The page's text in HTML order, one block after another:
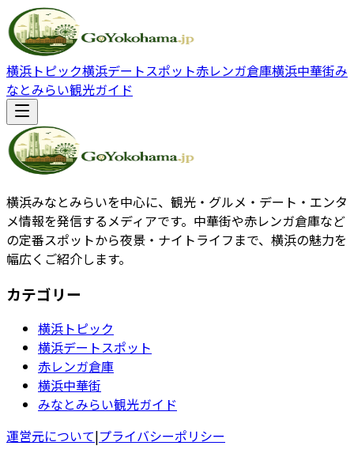
横浜トピック横浜デートスポット赤レンガ倉庫横浜中華街み
なとみらい観光ガイド
横浜みなとみらいを中心に、観光・グルメ・デート・エンタ
メ情報を発信するメディアです。中華街や赤レンガ倉庫など
の定番スポットから夜景・ナイトライフまで、横浜の魅力を
幅広くご紹介します。
カテゴリー
横浜トピック
横浜デートスポット
赤レンガ倉庫
横浜中華街
みなとみらい観光ガイド
運営元について|プライバシーポリシー